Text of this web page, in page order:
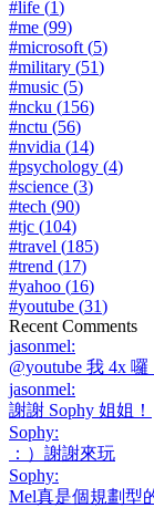
#life (1)
#me (99)
#microsoft (5)
#military (51)
#music (5)
#ncku (156)
#nctu (56)
#nvidia (14)
#psychology (4)
#science (3)
#tech (90)
#tjc (104)
#travel (185)
#trend (17)
#yahoo (16)
#youtube (31)
Recent Comments
jasonmel:
@youtube 我 4x
jasonmel:
謝謝 Sophy 姐姐！
Sophy:
：）謝謝來玩
Sophy:
Mel真是個規劃型